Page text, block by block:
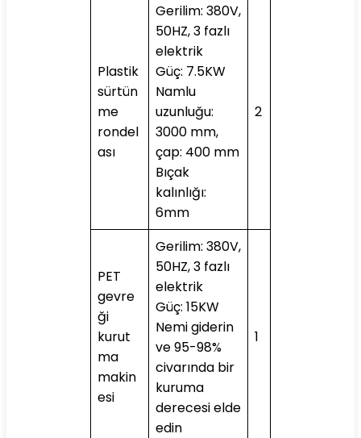
Plastik
sürtün
me
rondel
ası
Gerilim: 380V,
50HZ, 3 fazlı
elektrik
Güç: 7.5KW
Namlu
uzunluğu:
3000 mm,
çap: 400 mm
Bıçak
kalınlığı:
6mm
2
PET
gevre
ği
kurut
ma
makin
esi
Gerilim: 380V,
50HZ, 3 fazlı
elektrik
Güç: 15KW
Nemi giderin
ve 95-98%
civarında bir
kuruma
derecesi elde
edin
1